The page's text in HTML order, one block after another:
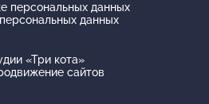
персональных данных
данных
«Три кота»
сайтов